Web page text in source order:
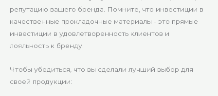
репутацию вашего бренда. Помните, что инвестиции в
качественные прокладочные материалы - это прямые
инвестиции в удовлетворенность клиентов и
лояльность к бренду.
Чтобы убедиться, что вы сделали лучший выбор для
своей продукции: